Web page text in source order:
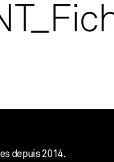
depuis 2014.